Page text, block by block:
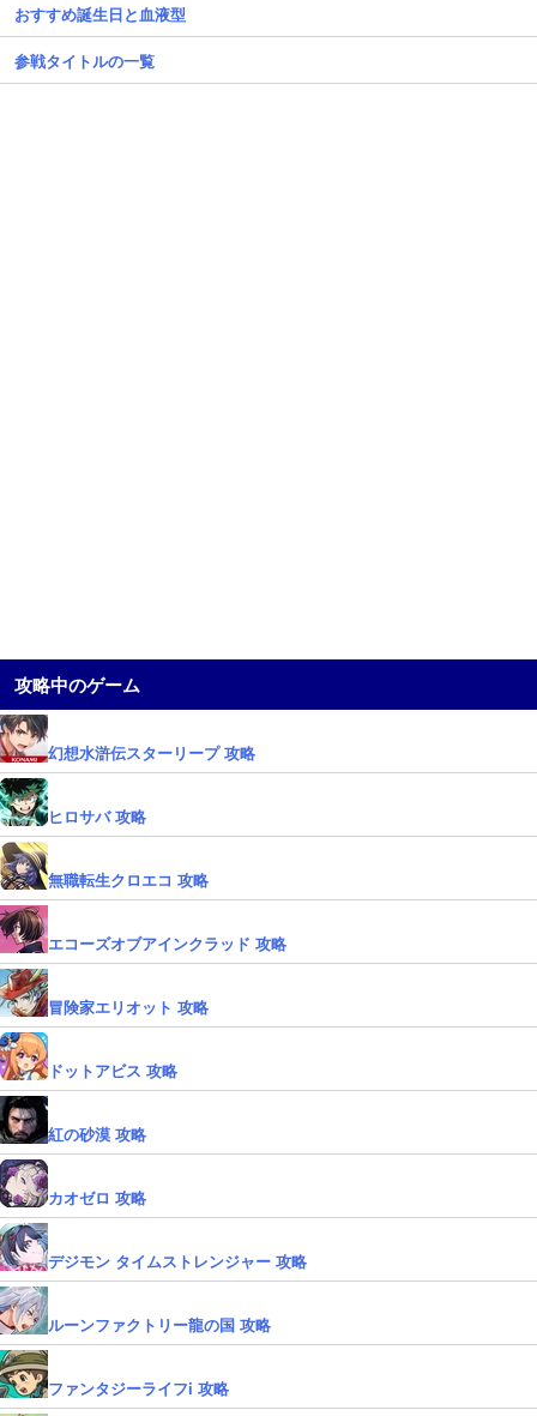
おすすめ誕生日と血液型
参戦タイトルの一覧
攻略中のゲーム
幻想水滸伝スターリープ 攻略
ヒロサバ 攻略
無職転生クロエコ 攻略
エコーズオブアインクラッド 攻略
冒険家エリオット 攻略
ドットアビス 攻略
紅の砂漠 攻略
カオゼロ 攻略
デジモン タイムストレンジャー 攻略
ルーンファクトリー龍の国 攻略
ファンタジーライフi 攻略